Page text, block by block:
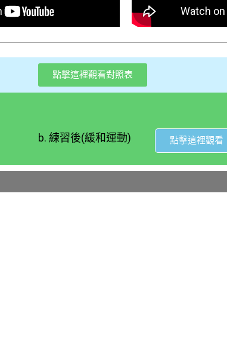
點擊這裡觀看對照表
b. 練習後(緩和運動) 點擊這裡觀看